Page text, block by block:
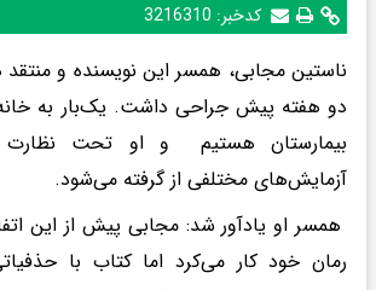
کدخبر: 3216310
ناستین مجابی، همسر این نویسنده و
دو هفته پیش جراحی داشت. یک‌بار به خانه
بیمارستان هستیم و او تحت
آزمایش‌های مختلفی از گرفته می‌شود.
همسر او یادآور شد: مجابی پیش از این
رمان‌ خود کار می‌کرد اما کتاب‌ با